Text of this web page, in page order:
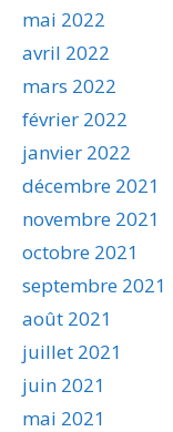
mai 2022
avril 2022
mars 2022
février 2022
janvier 2022
décembre 2021
novembre 2021
octobre 2021
septembre 2021
août 2021
juillet 2021
juin 2021
mai 2021